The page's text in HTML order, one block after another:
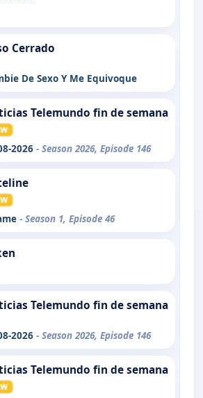
Cerrado
De Sexo Y Me Equivoque
Telemundo fin de semana
2026 - Season 2026, Episode 146
- Season 1, Episode 46
Telemundo fin de semana
2026 - Season 2026, Episode 146
Telemundo fin de semana